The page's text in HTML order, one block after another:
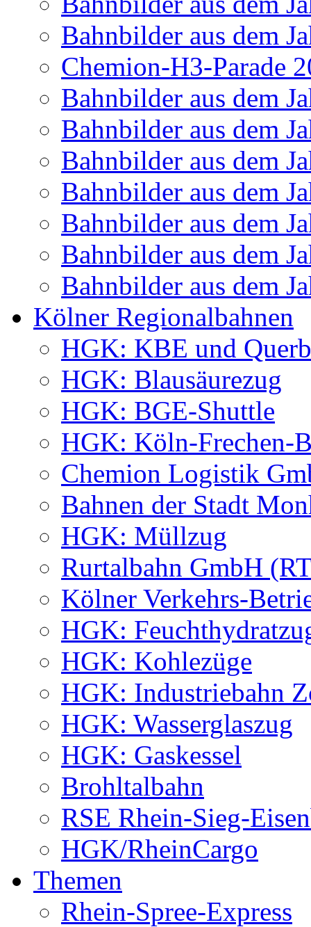
Bahnbilder aus dem
Chemion-H3-Parade
Bahnbilder aus dem
Bahnbilder aus dem
Bahnbilder aus dem
Bahnbilder aus dem
Bahnbilder aus dem
Bahnbilder aus dem
Bahnbilder aus dem
Kölner Regionalbahnen
HGK: KBE und
HGK: Blausäurezug
HGK: BGE-Shuttle
HGK: Köln-Frechen-
Chemion Logistik
Bahnen der Stadt
HGK: Müllzug
Rurtalbahn GmbH
Kölner Verkehrs-
HGK:
HGK: Kohlezüge
HGK: Industriebahn
HGK: Wasserglaszug
HGK: Gaskessel
Brohltalbahn
RSE Rhein-Sieg-
HGK/RheinCargo
Themen
Rhein-Spree-Express